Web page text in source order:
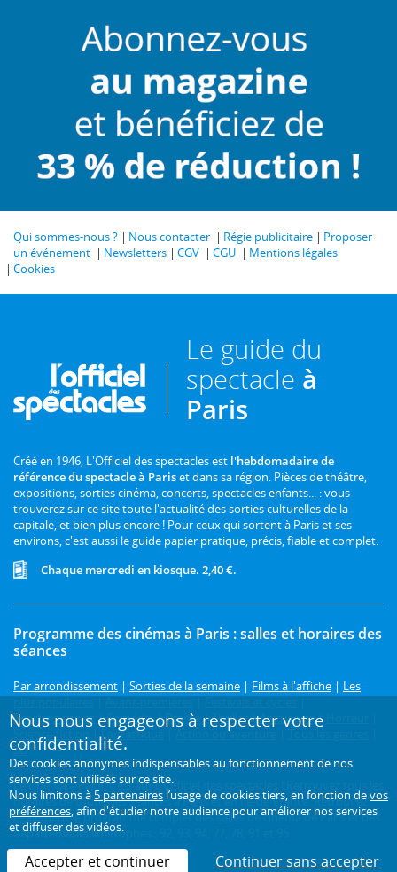
Qui sommes-nous ? Nous contacter Régie publicitaire
Proposer
un événement
Newsletters CGV CGU
Mentions légales
Cookies
Le guide du
spectacle à
Paris
Créé en 1946, L'Officiel des spectacles est l'hebdomadaire de
référence du spectacle à Pariset dans sa région. Pièces de théâtre,
expositions, sorties cinéma, concerts, spectacles enfants... : vous
trouverez sur ce site toute l'actualité des sorties culturelles de la
capitale, et bien plus encore ! Pour ceux qui sortent à Paris et ses
environs, c'est aussi le guide papier pratique, précis, fiable et complet.
Chaque mercredi en kiosque. 2,40 €.
Programme des cinémas à Paris : salles et horaires des
séances
Par arrondissement | Sorties de la semaine | Films à l'affiche | Les
Prochainement |Comédie|Drame |Thriller|Animation|
Science-fiction
|Fantastique Action ou aventure
3D
Le cinéma à Paris, c'est sur L'Officiel des spectacles ! Retrouvez tous les
horaires de toutes les séances à Paris et en Île-de-France. Retrouvez
également le programme complet des salles de cinéma de Paris et des
départements limitrophes : 92, 93, 94, 77, 78, 91 et 95.
Nous nous engageons à respecter votre
confidentialité.
Des cookies anonymes indispensables au fonctionnement de nos
services sont utilisés sur ce site.
Nous limitons à 5 partenaires l’usage de cookies tiers, en fonction devos
préférences, afin d'étudier notre audience pour améliorer nos services
et diffuser des vidéos.
Accepter et continuer Continuer sans accepter